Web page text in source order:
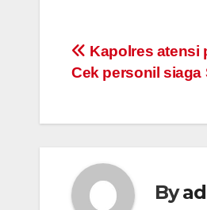
Post
navigation
Kapolres atensi
Cek personil siaga
By